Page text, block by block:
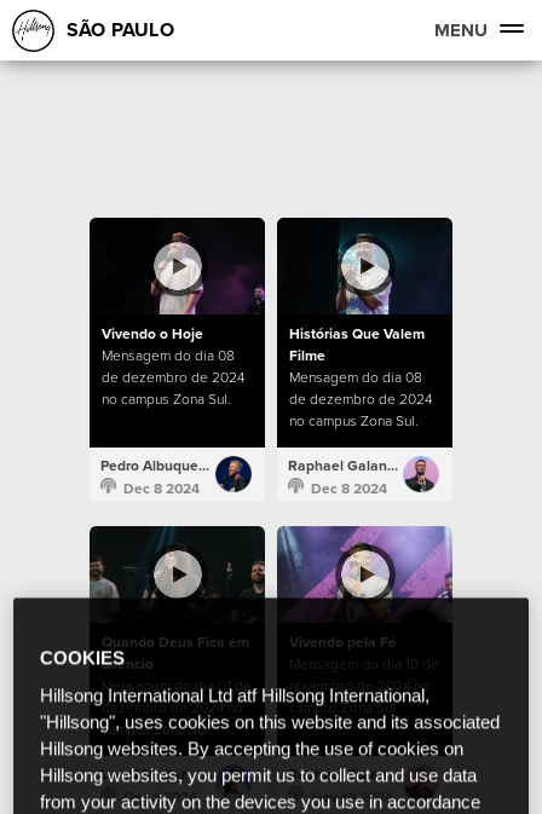
SÃO PAULO MENU
Vivendo o Hoje
Mensagem do dia 08
de dezembro de 2024
no campus Zona Sul.
Pedro Albuquerque
Dec 8 2024
Histórias Que Valem
Filme
Mensagem do dia 08
de dezembro de 2024
no campus Zona Sul.
Raphael Galante
Dec 8 2024
Quando Deus Fica em
Silêncio
Mensagem do dia 01 de
dezembro de 2024 no
campus Zona Sul.
Lucy Mendez
Dec 1 2024
Vivendo pela Fé
Mensagem do dia 10 de
novembro de 2024 no
campus Zona Sul.
Raphael Galante
Nov 10 2024
COOKIES
Hillsong International Ltd atf Hillsong International,
"Hillsong", uses cookies on this website and its associated
Hillsong websites. By accepting the use of cookies on
Hillsong websites, you permit us to collect and use data
from your activity on the devices you use in accordance